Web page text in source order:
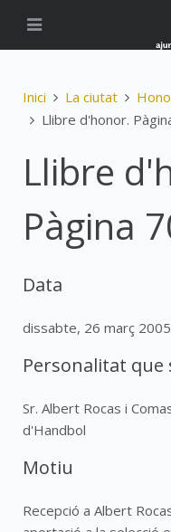
Inici La ciutat
Llibre d'honor.
Llibre
Pàgina
Data
dissabte, 26 març 2005
Personalitat que
Sr. Albert Rocas i
d'Handbol
Motiu
Recepció a Albert